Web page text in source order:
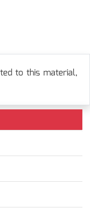
to this material,